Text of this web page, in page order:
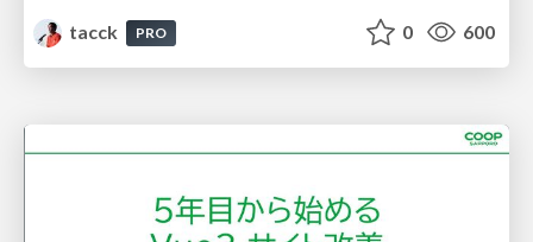
tacck
PRO 0 600